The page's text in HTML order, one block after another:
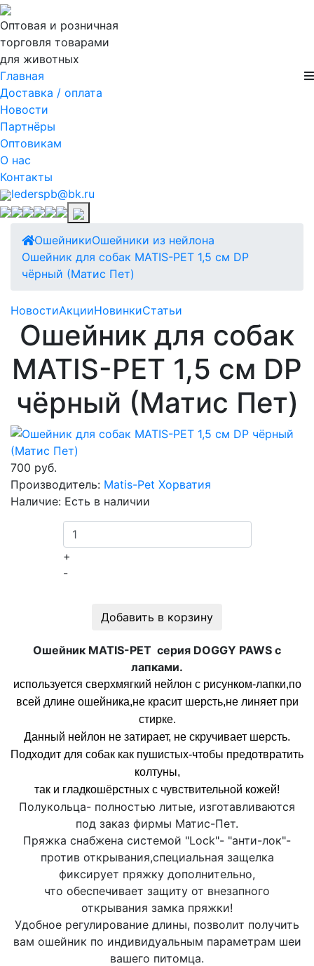
Оптовая и розничная
торговля товарами
для животных
Главная
Доставка / оплата
Новости
Партнёры
Оптовикам
О нас
Контакты
lederspb@bk.ru
ОшейникиОшейники из нейлона
Ошейник для собак MATIS-PET 1,5 см DP
чёрный (Матис Пет)
НовостиАкцииНовинкиСтатьи
Ошейник для собак
MATIS-PET 1,5 см DP
чёрный (Матис Пет)
700 руб.
Производитель: Matis-Pet Хорватия
Наличие: Есть в наличии
+
-
Добавить в корзину
Ошейник MATIS-PET серия DOGGY PAWS с
лапками.
используется сверхмягкий нейлон с рисунком-лапки,по
всей длине ошейника,не красит шерсть,не линяет при
стирке.
Данный нейлон не затирает, не скручивает шерсть.
Подходит для собак как пушистых-чтобы предотвратить
колтуны,
так и гладкошёрстных с чувствительной кожей!
Полукольца- полностью литые, изготавливаются
под заказ фирмы Матис-Пет.
Пряжка снабжена системой "Lock"- "анти-лок"-
против открывания,специальная защелка
фиксирует пряжку дополнительно,
что обеспечивает защиту от внезапного
открывания замка пряжки!
Удобное регулирование длины, позволит получить
вам ошейник по индивидуальным параметрам шеи
вашего питомца.